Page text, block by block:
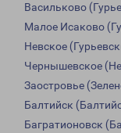
Васильково
Малое Исаково
Невское
Чернышевское
Заостровье
Балтийск
Багратионовск